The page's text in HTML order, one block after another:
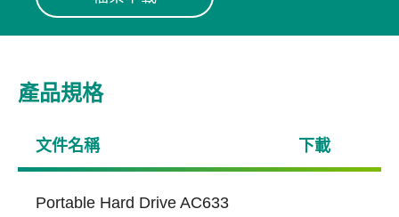
產品規格
文件名稱 下載
Portable Hard Drive AC633